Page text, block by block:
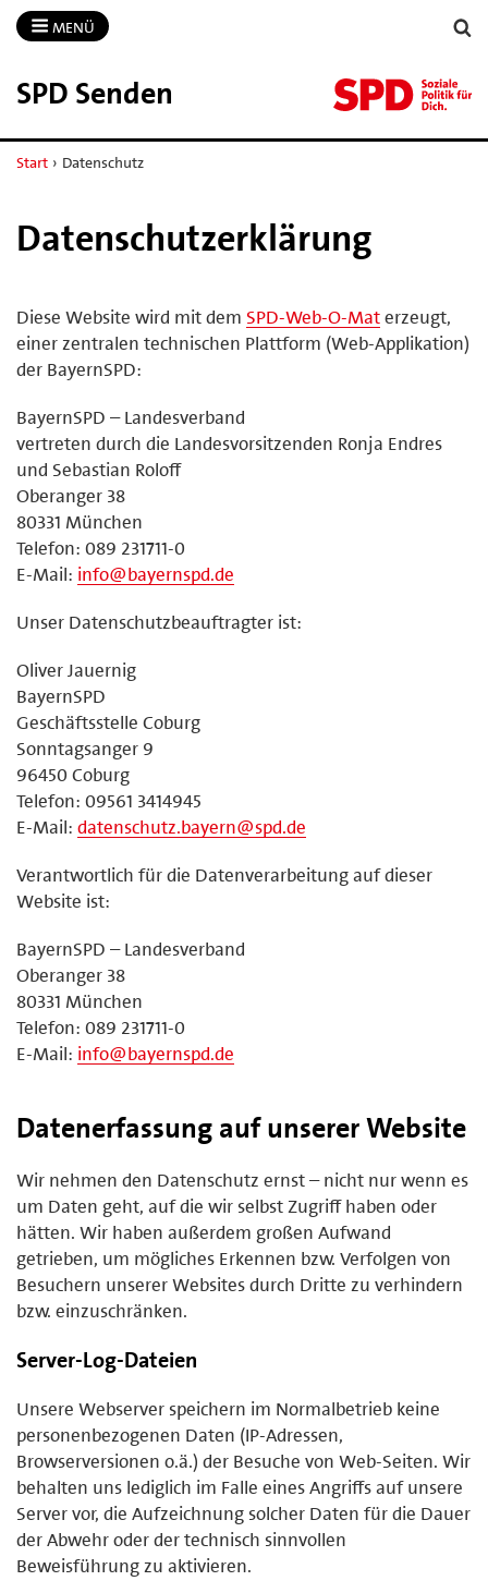
MENÜ
SPD Senden
Start › Datenschutz
Datenschutzerklärung
Diese Website wird mit dem SPD-Web-O-Materzeugt,
einer zentralen technischen Plattform (Web-Applikation)
der BayernSPD:
BayernSPD – Landesverband
vertreten durch die Landesvorsitzenden Ronja Endres
und Sebastian Roloff
Oberanger 38
80331 München
Telefon: 089 231711-0
E-Mail: info@bayernspd.de
Unser Datenschutzbeauftragter ist:
Oliver Jauernig
BayernSPD
Geschäftsstelle Coburg
Sonntagsanger 9
96450 Coburg
Telefon: 09561 3414945
E-Mail: datenschutz.bayern@spd.de
Verantwortlich für die Datenverarbeitung auf dieser
Website ist:
BayernSPD – Landesverband
Oberanger 38
80331 München
Telefon: 089 231711-0
E-Mail: info@bayernspd.de
Datenerfassung auf unserer Website
Wir nehmen den Datenschutz ernst – nicht nur wenn es
um Daten geht, auf die wir selbst Zugriff haben oder
hätten. Wir haben außerdem großen Aufwand
getrieben, um mögliches Erkennen bzw. Verfolgen von
Besuchern unserer Websites durch Dritte zu verhindern
bzw. einzuschränken.
Server-Log-Dateien
Unsere Webserver speichern im Normalbetrieb keine
personenbezogenen Daten (IP-Adressen,
Browserversionen o.ä.) der Besuche von Web-Seiten. Wir
behalten uns lediglich im Falle eines Angriffs auf unsere
Server vor, die Aufzeichnung solcher Daten für die Dauer
der Abwehr oder der technisch sinnvollen
Beweisführung zu aktivieren.